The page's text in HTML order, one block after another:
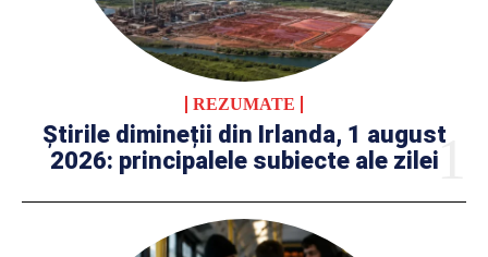
REZUMATE
Știrile dimineții din Irlanda, 1 august
2026: principalele subiecte ale zilei